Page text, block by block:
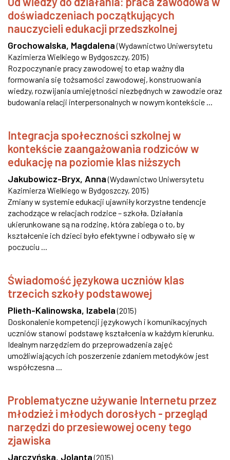
doświadczeniach początkujących
nauczycieli edukacji przedszkolnej
Grochowalska, Magdalena (Wydawnictwo Uniwersytetu
Kazimierza Wielkiego w Bydgoszczy, 2015)
Rozpoczynanie pracy zawodowej to etap ważny dla
formowania się tożsamości zawodowej, konstruowania
wiedzy, rozwijania umiejętności niezbędnych w zawodzie oraz
budowania relacji interpersonalnych w nowym kontekście ...
Integracja społeczności szkolnej w
kontekście zaangażowania rodziców w
edukację na poziomie klas niższych
Jakubowicz-Bryx, Anna (Wydawnictwo Uniwersytetu
Kazimierza Wielkiego w Bydgoszczy, 2015)
Zmiany w systemie edukacji ujawniły korzystne tendencje
zachodzące w relacjach rodzice – szkoła. Działania
ukierunkowane są na rodzinę, która zabiega o to, by
kształcenie ich dzieci było efektywne i odbywało się w
poczuciu ...
Świadomość językowa uczniów klas
trzecich szkoły podstawowej
Plieth-Kalinowska, Izabela (2015)
Doskonalenie kompetencji językowych i komunikacyjnych
uczniów stanowi podstawę kształcenia w każdym kierunku.
Idealnym narzędziem do przeprowadzenia zajęć
umożliwiających ich poszerzenie zdaniem metodyków jest
współczesna ...
Problematyczne używanie Internetu przez
młodzież i młodych dorosłych - przegląd
narzędzi do przesiewowej oceny tego
zjawiska
Jarczyńska, Jolanta (2015)